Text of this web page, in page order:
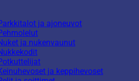
ja ajoneuvot
ja nukenvaunut
ja keppihevoset